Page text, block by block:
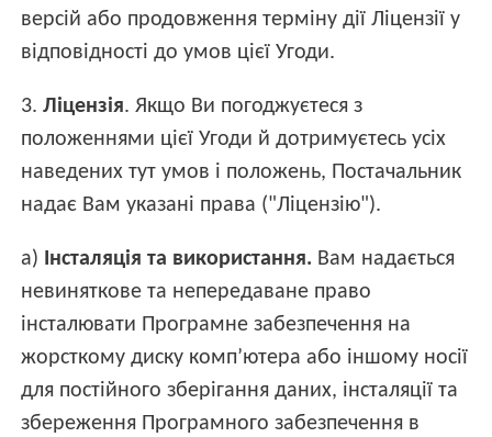
версій або продовження терміну дії Ліцензії у
відповідності до умов цієї Угоди.
3.Ліцензія. Якщо Ви погоджуєтеся з
положеннями цієї Угоди й дотримуєтесь усіх
наведених тут умов і положень, Постачальник
надає Вам указані права ("Ліцензію").
а) Інсталяція та використання. Вам надається
невиняткове та непередаване право
інсталювати Програмне забезпечення на
жорсткому диску комп’ютера або іншому носії
для постійного зберігання даних, інсталяції та
збереження Програмного забезпечення в